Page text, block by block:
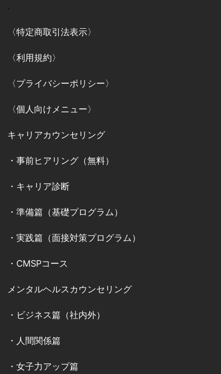
.
〈特定商取引法表示〉
〈利用規約〉
〈プライバシーポリシー〉
〈個人向けメニュー〉
キャリアカウンセリング
・ 事前ヒアリング（無料）
・ キャリア診断
・ 準備篇（基礎プログラム）
・ 実践篇（面接対策プログラム）
・ CMSPコース
メンタルヘルスカウンセリング
・ ビジネス篇（社内外）
・ 人間関係篇
・ 女子力アップ篇